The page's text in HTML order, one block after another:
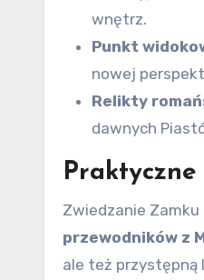
wnętrz.
Punkt
nowej
Relikty
dawnych
Zwiedzanie
przewodników z
ale też przystępną